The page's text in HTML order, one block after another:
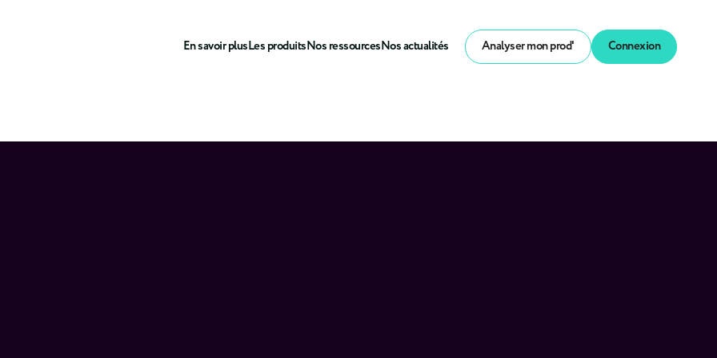
En savoir plusLes produitsNos ressourcesNos actualités Analyser mon prod' Connexion